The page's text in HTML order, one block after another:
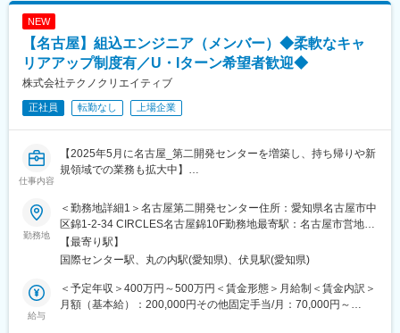
分野などの業界約300社の大手メーカーに技術を提供。
・まだ世に出ていない新製品の開発など様々なプロジェクトに参
画し、創業から60年、日本のモノづくりを支え続けています。
変更の範囲：会社の定める業務
◎独自の評価制度
評価は点数制です。定期的に営業や人材開発部スタッフとの面談
でご自身の現状や目標をすり合わせるため、評価のポイントがわ
かりやすく、明確な目標を持ってスキルアップ・昇給昇格を目指
◎ 1つのポジションで長期就業が可能
基本は1つの案件に定年まで就業する前提で、頻繁な異動は行わ
一般職は4段階のグレード制を採用し、その後はマネジメント職ま
たはエキスパート職へのキャリアアップが可能です。
■当社について：
当社は航空宇宙、自動車、電気電子通信、IT情報、エネルギー分
野などの業界約300社の大手メーカーに技術を提供。まだ世に出
ていない新製品の開発など様々なプロジェクトに参画し、創業か
NEW
【名古屋】組込エンジニア（メンバー）◆柔軟なキャ
リアアップ制度有／U・Iターン希望者歓迎◆
株式会社テクノクリエイティブ
正社員 転勤なし 上場企業
仕事内容
【2025年5月に名古屋_第二開発センターを増築し、持ち帰りや新
規領域での業務も拡大中】
■業務内容
自動車業界で使用するシステムを行っているチームに参画をいた
だきます。
（ご経験、スキルに合わせてご調整をいたします。）
・自動車ECU関連の開発
・車載CAN通信ユニットの組込みソフトウェア開発
・自律走行ロボットのソフトウェア開発
・ADAS（自動運転）ソフトウェア開発
勤務地
＜勤務地詳細1＞名古屋第二開発センター住所：愛知県名古屋市中
区錦1-2-34 CIRCLES名古屋錦10F勤務地最寄駅：名古屋市営地下
鉄桜通線／国際センター駅受動喫煙対策：屋内全面禁煙＜勤務地
詳細2＞顧客先(愛知県名古屋市内の顧客)住所：愛知県名古屋市 受
モートワーク含む）
【最寄り駅】
国際センター駅、丸の内駅(愛知県)、伏見駅(愛知県)
給与
＜予定年収＞400万円～500万円＜賃金形態＞月給制＜賃金内訳＞
月額（基本給）：200,000円その他固定手当/月：70,000円～